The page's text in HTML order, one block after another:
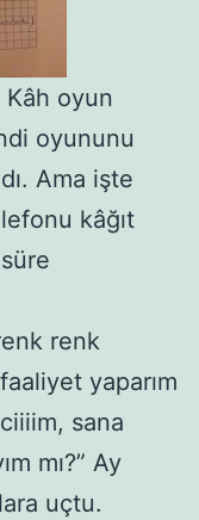
Kâh oyun
oyununu
Ama işte
kâğıt
renk
yaparım
sana
mı?” Ay
uçtu.